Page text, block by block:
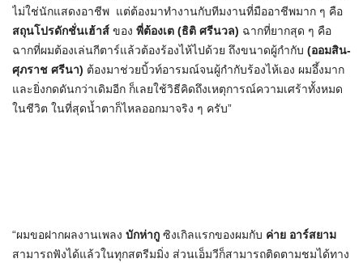
ไม่ใช่นักแสดงอาชีพ แต่ต้องมาทำงานกับทีมงานที่มืออาชีพมาก ๆ คือ
สถุนโปรดักชั่นเฮ้าส์ ของ พี่ต้องเต (ธิติ ศรีนวล) ฉากที่ยากสุด ๆ คือ
ฉากที่ผมต้องเล่นกีตาร์แล้วต้องร้องไห้ไปด้วย ถึงขนาดผู้กำกับ (ออมสิน-
ศุภราช ศรีนา) ต้องมาช่วยบิ้วท์อารมณ์จนผู้กำกับร้องไห้เอง ผมอึ้งมาก
และยิ่งกดดันกว่าเดิมอีก ก็เลยใช้วิธีคิดถึงเหตุการณ์ความเศร้าทั้งหมด
ในชีวิต ในที่สุดน้ำตาก็ไหลออกมาจริง ๆ ครับ”
“ผมขอฝากผลงานเพลง บักห่ากู ซิงเกิลแรกของผมกับ ค่าย อาร์สยาม
สามารถฟังได้แล้วในทุกสตรีมมิ่ง ส่วนเอ็มวีก็สามารถติดตามชมได้ทาง